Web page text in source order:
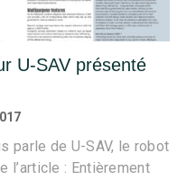
U-SAV présenté
parle de U-SAV, le robot
l’article : Entièrement